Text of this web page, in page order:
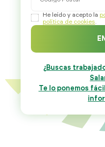
He leído y acepto la
política de cookies
¿Buscas
Te lo ponemos